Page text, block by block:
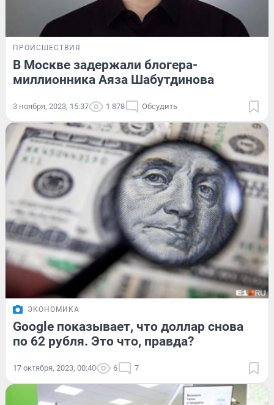
ПРОИСШЕСТВИЯ
В Москве задержали блогера-
миллионника Аяза Шабутдинова
3 ноября, 2023, 15:37 1 878 Обсудить
ЭКОНОМИКА
Google показывает, что доллар снова
по 62 рубля. Это что, правда?
17 октября, 2023, 00:40 6 7